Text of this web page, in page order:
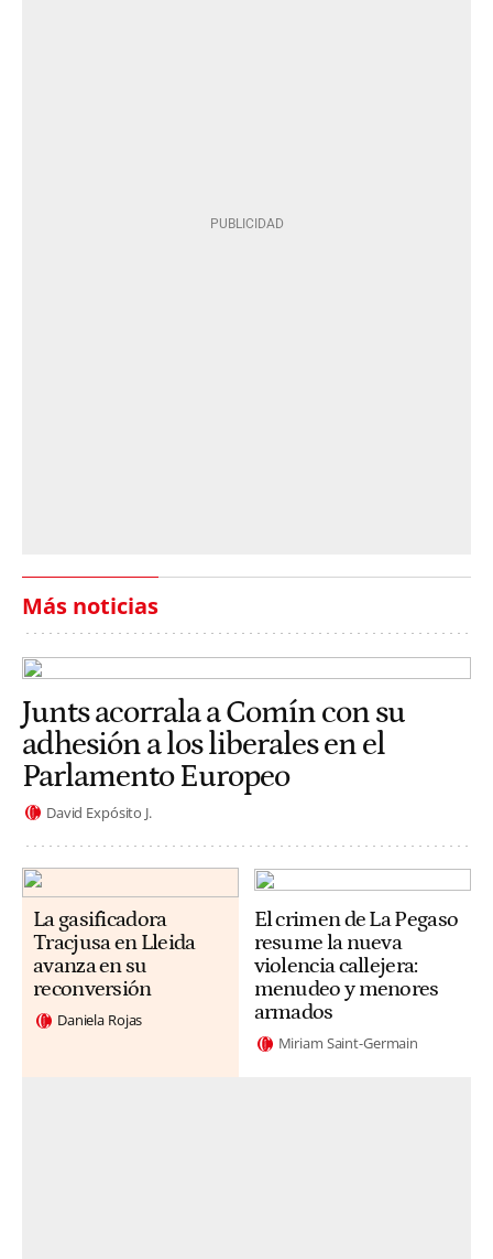
Más noticias
Junts acorrala a Comín con su
adhesión a los liberales en el
Parlamento Europeo
David Expósito J.
La gasificadora
Tracjusa en Lleida
avanza en su
reconversión
Daniela Rojas
El crimen de La Pegaso
resume la nueva
violencia callejera:
menudeo y menores
armados
Miriam Saint-Germain